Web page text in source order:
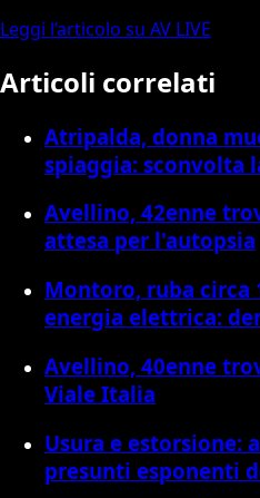
Leggi l’articolo su AV LIVE
Articoli correlati
Atripalda, donna
spiaggia: sconvolta
Avellino, 42enne
attesa per l'autopsia
Montoro, ruba circa
energia elettrica:
Avellino, 40enne
Viale Italia
Usura e estorsione:
presunti esponenti